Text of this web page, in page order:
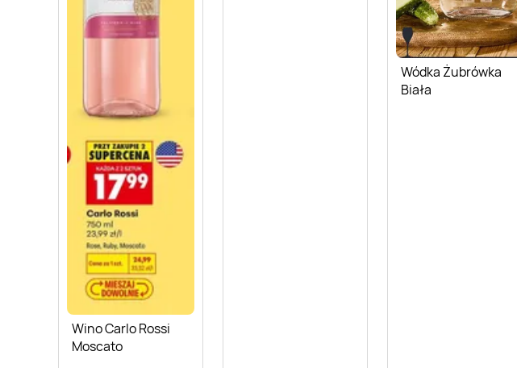
Wino Carlo Rossi
Moscato
Wódka Żubrówka
Biała